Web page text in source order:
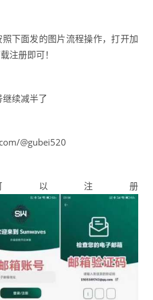
下面发的图片流程操作，打开加
注册即可！
续减半了
@gubei520
以注册